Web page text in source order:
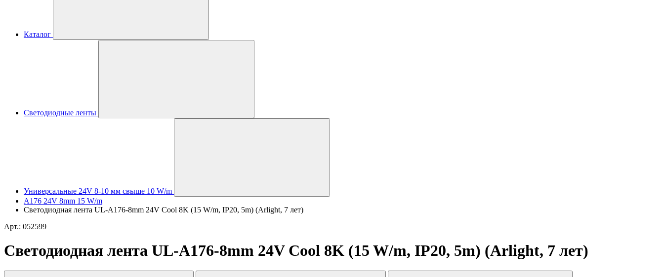
Каталог
Светодиодные ленты
Универсальные 24V 8-10 мм свыше 10 W/m
A176 24V 8mm 15 W/m
Светодиодная лента UL-A176-8mm 24V Cool 8K (15 W/m, IP20, 5m) (Arlight, 7 лет)
Арт.: 052599
Светодиодная лента UL-A176-8mm 24V Cool 8K (15 W/m, IP20, 5m) (Arlight, 7 лет)